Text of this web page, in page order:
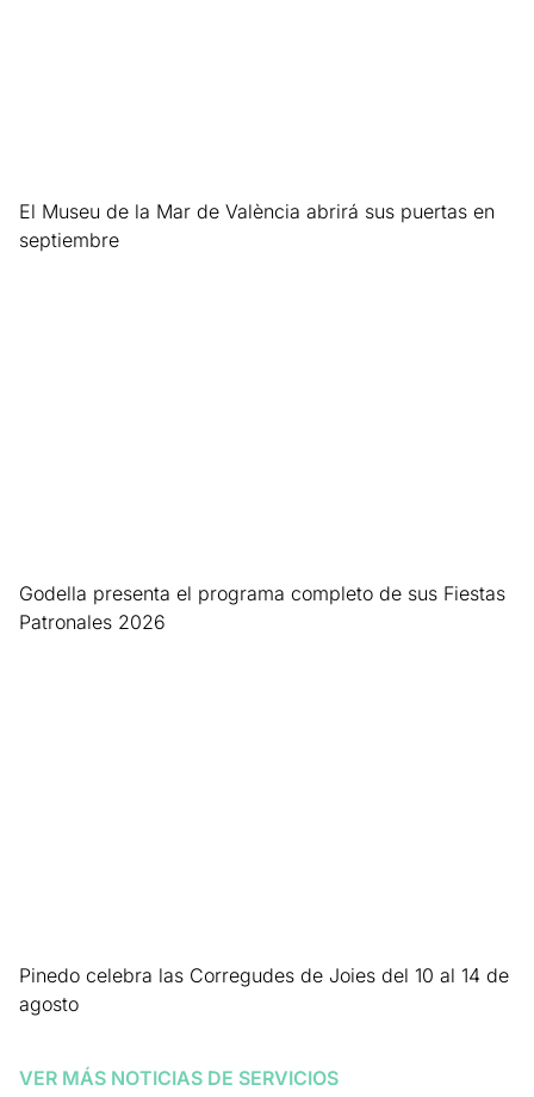
El Museu de la Mar de València abrirá sus puertas en
septiembre
Godella presenta el programa completo de sus Fiestas
Patronales 2026
Pinedo celebra las Corregudes de Joies del 10 al 14 de
agosto
VER MÁS NOTICIAS DE SERVICIOS